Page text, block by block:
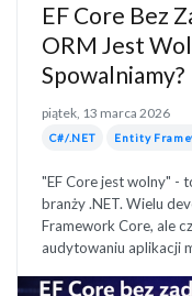
EF Core Bez
ORM Jest
Spowalniamy?
piątek, 13 marca 2026
C#/.NET Entity
"EF Core jest wolny" -
branży .NET. Wielu
Framework Core, ale
audytowaniu aplikacji